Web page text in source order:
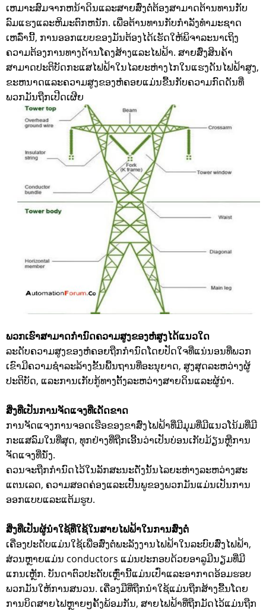
ເຫມາະສົມຈາກຫນ້າດິນແລະສາຍສົ່ງຕໍ່ຕ້ອງສາມາດຕ້ານທານກັບ
ລົມແຮງແລະຫິມະຕົກຫນັກ. ເພື່ອຕ້ານທານກັບກໍາລັງທໍາມະຊາດ
ເຫລົ່ານີ້, ການອອກແບບຂອງມັນຕ້ອງໄດ້ເຮັດໃຫ້ພິຈາລະນາເຖິງ
ຄວາມຕ້ອງການທາງດ້ານໂຄງສ້າງແລະໄຟຟ້າ. ສາຍສົ່ງສິນຄ້າ
ສາມາດປະຕິບັດກະແສໄຟຟ້າໃນໄລຍະຫ່າງໄກໃນແຮງດັນໄຟຟ້າສູງ,
ຂະຫນາດແລະຄວາມສູງຂອງຫໍຄອຍແມ່ນຂື້ນກັບຄວາມກົດດັນທີ່
ພວກມັນຖືກເປີດເຜີຍ
ພວກເຮົາສາມາດກໍານົດຄວາມສູງຂອງຫໍສູງໄດ້ແນວໃດ
ລະດັບຄວາມສູງຂອງຫໍຄອຍຖືກກໍານົດໂດຍປັດໃຈທີ່ແນ່ນອນທີ່ພວກ
ເຂົາມີຄວາມຊໍາລະລ້າງຂັ້ນພື້ນຖານທີ່ອະນຸຍາດ, ສູງສຸດລະຫວ່າງຜູ້
ປະຕິບັດ, ແລະການເກັບກູ້ທາງຕັ້ງລະຫວ່າງສາຍດິນແລະຜູ້ນໍາ.
ສິ່ງທີ່ເປັນການຈັດແຈງທີ່ເດັດຂາດ
ການຈັດແຈງການຈອດເຮືອຂອງຂາສົ່ງໄຟຟ້າທີ່ມີມຸມທີ່ມີແນວໂນ້ມທີ່ມີ
ກະແສລົມໃນທີ່ສຸດ, ທຸກຢ່າງທີ່ຖືກເອີ້ນວ່າເປັນບ່ອນເກັບມ້ຽນຫຼືການ
ຈັດແຈງທີ່ນັ່ງ.
ຄວນຈະຖືກກໍານົດໄວ້ໃນລັກສະນະດັ່ງນັ້ນໄລຍະຫ່າງລະຫວ່າງສະ
ແຕນເລດ, ຄວາມສອດຄ່ອງແລະເປີ້ນພູຂອງພວກມັນແມ່ນເປັນການ
ອອກແບບແລະແຕ້ມຮູບ.
ສິ່ງທີ່ເປັນຜູ້ນໍາໃຊ້ທີ່ໃຊ້ໃນສາຍໄຟຟ້າໃນການສົ່ງຕໍ່
ເຄື່ອງປະດັບແມ່ນໃຊ້ເພື່ອສົ່ງຕໍ່ພະລັງງານໄຟຟ້າໃນລະບົບສົ່ງໄຟຟ້າ,
ສ່ວນຫຼາຍແມ່ນ conductors ແມ່ນປະກອບດ້ວຍອາລູມີນຽມທີ່ມີ
ແກນເຫຼັກ. ບັນດາຕົວປະດັບເຫຼົ່ານີ້ແມ່ນເປົ່າແລະອາກາດອ້ອມຮອບ
ພວກມັນໃຫ້ການສນວນ. ເຄື່ອງມືທີ່ຖືກນໍາໃຊ້ແມ່ນຖືກສ້າງຂື້ນໂດຍ
ການບິດສາຍໄຟຫຼາຍໆຄັ້ງພ້ອມກັນ, ສາຍໄຟຟ້າທີ່ຖືກມັດໄວ້ແມ່ນຖືກ